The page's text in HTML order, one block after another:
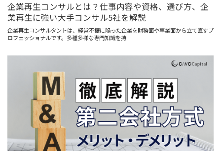
企業再生コンサルとは？仕事内容や資格、選び方、企
業再生に強い大手コンサル5社を解説
企業再生コンサルタントは、経営不振に陥った企業を財務面や事業面から立て直すプ
ロフェッショナルです。多種多様な専門知識を持…